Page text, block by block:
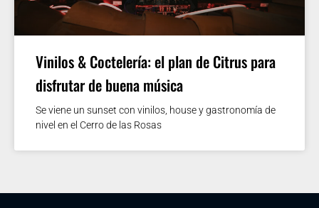
Vinilos & Coctelería: el plan de Citrus para
disfrutar de buena música
Se viene un sunset con vinilos, house y gastronomía de
nivel en el Cerro de las Rosas